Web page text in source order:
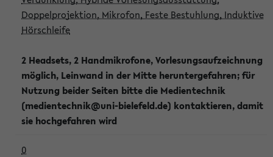
Doppelprojektion, Mikrofon, Feste Bestuhlung, Induktive
Hörschleife
2 Headsets, 2 Handmikrofone, Vorlesungsaufzeichnung
möglich, Leinwand in der Mitte heruntergefahren; für
Nutzung beider Seiten bitte die Medientechnik
(medientechnik@uni-bielefeld.de) kontaktieren, damit
sie hochgefahren wird
0